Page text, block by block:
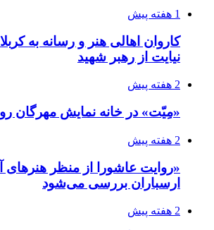
1 هفته پیش
کاروان اهالی هنر و رسانه به
نیایت از رهبر شهید
2 هفته پیش
«مِیّت» در خانه نمایش مهرگان
2 هفته پیش
«روایت عاشورا از منظر هنرهای
ارسباران بررسی می‌شود
2 هفته پیش